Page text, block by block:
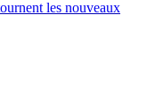
les nouveaux